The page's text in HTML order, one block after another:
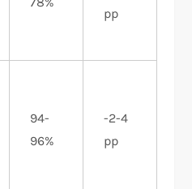
pp
94-
96%
-2-4
pp